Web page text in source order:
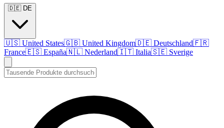
🇩🇪 DE
🇺🇸 United States🇬🇧 United Kingdom🇩🇪 Deutschland🇫🇷
France🇪🇸 España🇳🇱 Nederland🇮🇹 Italia🇸🇪 Sverige